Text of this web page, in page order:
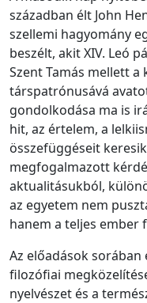
században élt John
szellemi hagyomány
beszélt, akit XIV. Leó
Szent Tamás mellett
társpatrónusává
gondolkodása ma is
hit, az értelem, a
összefüggéseit
megfogalmazott
aktualitásukból,
az egyetem nem
hanem a teljes ember
Az előadások sorában
filozófiai
nyelvészet és a